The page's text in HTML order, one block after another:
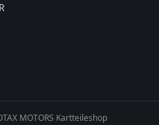
MOTORS Kartteileshop